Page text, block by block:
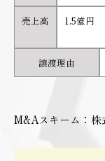
売上高 1.5億円
譲渡理由
M&Aスキーム：株